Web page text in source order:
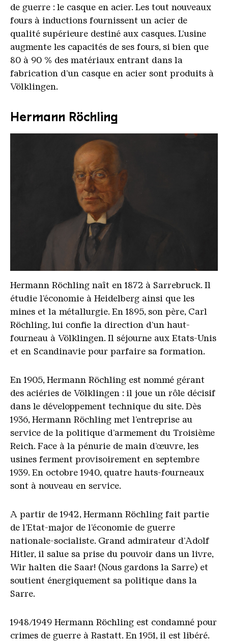
de guerre : le casque en acier. Les tout nouveaux
fours à inductions fournissent un acier de
qualité supérieure destiné aux casques. L’usine
augmente les capacités de ses fours, si bien que
80 à 90 % des matériaux entrant dans la
fabrication d’un casque en acier sont produits à
Völklingen.
Hermann Röchling
Hermann Roechling Tiff
Hermann Röchling naît en 1872 à Sarrebruck. Il
étudie l’économie à Heidelberg ainsi que les
mines et la métallurgie. En 1895, son père, Carl
Röchling, lui confie la direction d’un haut-
fourneau à Völklingen. Il séjourne aux Etats-Unis
et en Scandinavie pour parfaire sa formation.
En 1905, Hermann Röchling est nommé gérant
des aciéries de Völklingen : il joue un rôle décisif
dans le développement technique du site. Dès
1936, Hermann Röchling met l’entreprise au
service de la politique d’armement du Troisième
Reich. Face à la pénurie de main d’œuvre, les
usines ferment provisoirement en septembre
1939. En octobre 1940, quatre hauts-fourneaux
sont à nouveau en service.
A partir de 1942, Hermann Röchling fait partie
de l’Etat-major de l’économie de guerre
nationale-socialiste. Grand admirateur d’Adolf
Hitler, il salue sa prise du pouvoir dans un livre,
Wir halten die Saar! (Nous gardons la Sarre) et
soutient énergiquement sa politique dans la
Sarre.
1948/1949 Hermann Röchling est condamné pour
crimes de guerre à Rastatt. En 1951, il est libéré.